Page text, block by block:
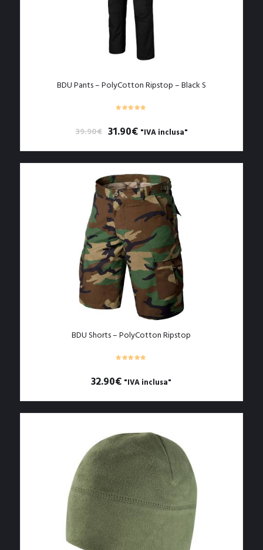
BDU Pants – PolyCotton Ripstop – Black S
39.90€ Il
originale
era:
39.90€.
31.90€Il
attuale
è:
31.90€.
"IVA inclusa"
BDU Shorts – PolyCotton Ripstop
32.90€ "IVA inclusa"
più
varianti.
Le
opzioni
possono
essere
scelte
nella
pagina